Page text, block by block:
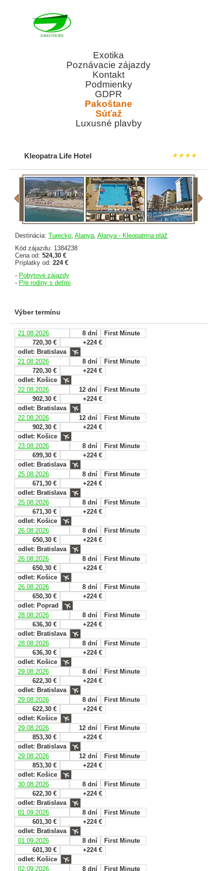
Exotika
Poznávacie zájazdy
Kontakt
Podmienky
GDPR
Pakoštane
Súťaž
Luxusné plavby
Kleopatra Life Hotel
Destinácia: Turecko, Alanya, Alanya - Kleopatrina pláž
Kód zájazdu: 1384238
Cena od: 524,30 €
Príplatky od: 224 €
- Pobytové zájazdy
- Pre rodiny s deťmi
Výber termínu
21.08.2026 8 dní
First Minute
720,30 €
+224 €
odlet: Bratislava
21.08.2026
8 dní
First Minute
720,30 €
+224 €
odlet: Košice
22.08.2026
12 dní
First Minute
902,30 €
+224 €
odlet: Bratislava
22.08.2026
12 dní
First Minute
902,30 €
+224 €
odlet: Košice
23.08.2026
8 dní
First Minute
699,30 €
+224 €
odlet: Bratislava
25.08.2026
8 dní
First Minute
671,30 €
+224 €
odlet: Bratislava
25.08.2026
8 dní
First Minute
671,30 €
+224 €
odlet: Košice
26.08.2026
8 dní
First Minute
650,30 €
+224 €
odlet: Bratislava
26.08.2026
8 dní
First Minute
650,30 €
+224 €
odlet: Košice
26.08.2026
8 dní
First Minute
650,30 €
+224 €
odlet: Poprad
28.08.2026
8 dní
First Minute
636,30 €
+224 €
odlet: Bratislava
28.08.2026
8 dní
First Minute
636,30 €
+224 €
odlet: Košice
29.08.2026
8 dní
First Minute
622,30 €
+224 €
odlet: Bratislava
29.08.2026
8 dní
First Minute
622,30 €
+224 €
odlet: Košice
29.08.2026
12 dní
First Minute
853,30 €
+224 €
odlet: Bratislava
29.08.2026
12 dní
First Minute
853,30 €
+224 €
odlet: Košice
30.08.2026
8 dní
First Minute
622,30 €
+224 €
odlet: Bratislava
01.09.2026
8 dní
First Minute
601,30 €
+224 €
odlet: Bratislava
01.09.2026
8 dní
First Minute
601,30 €
+224 €
odlet: Košice
02.09.2026
8 dní First Minute